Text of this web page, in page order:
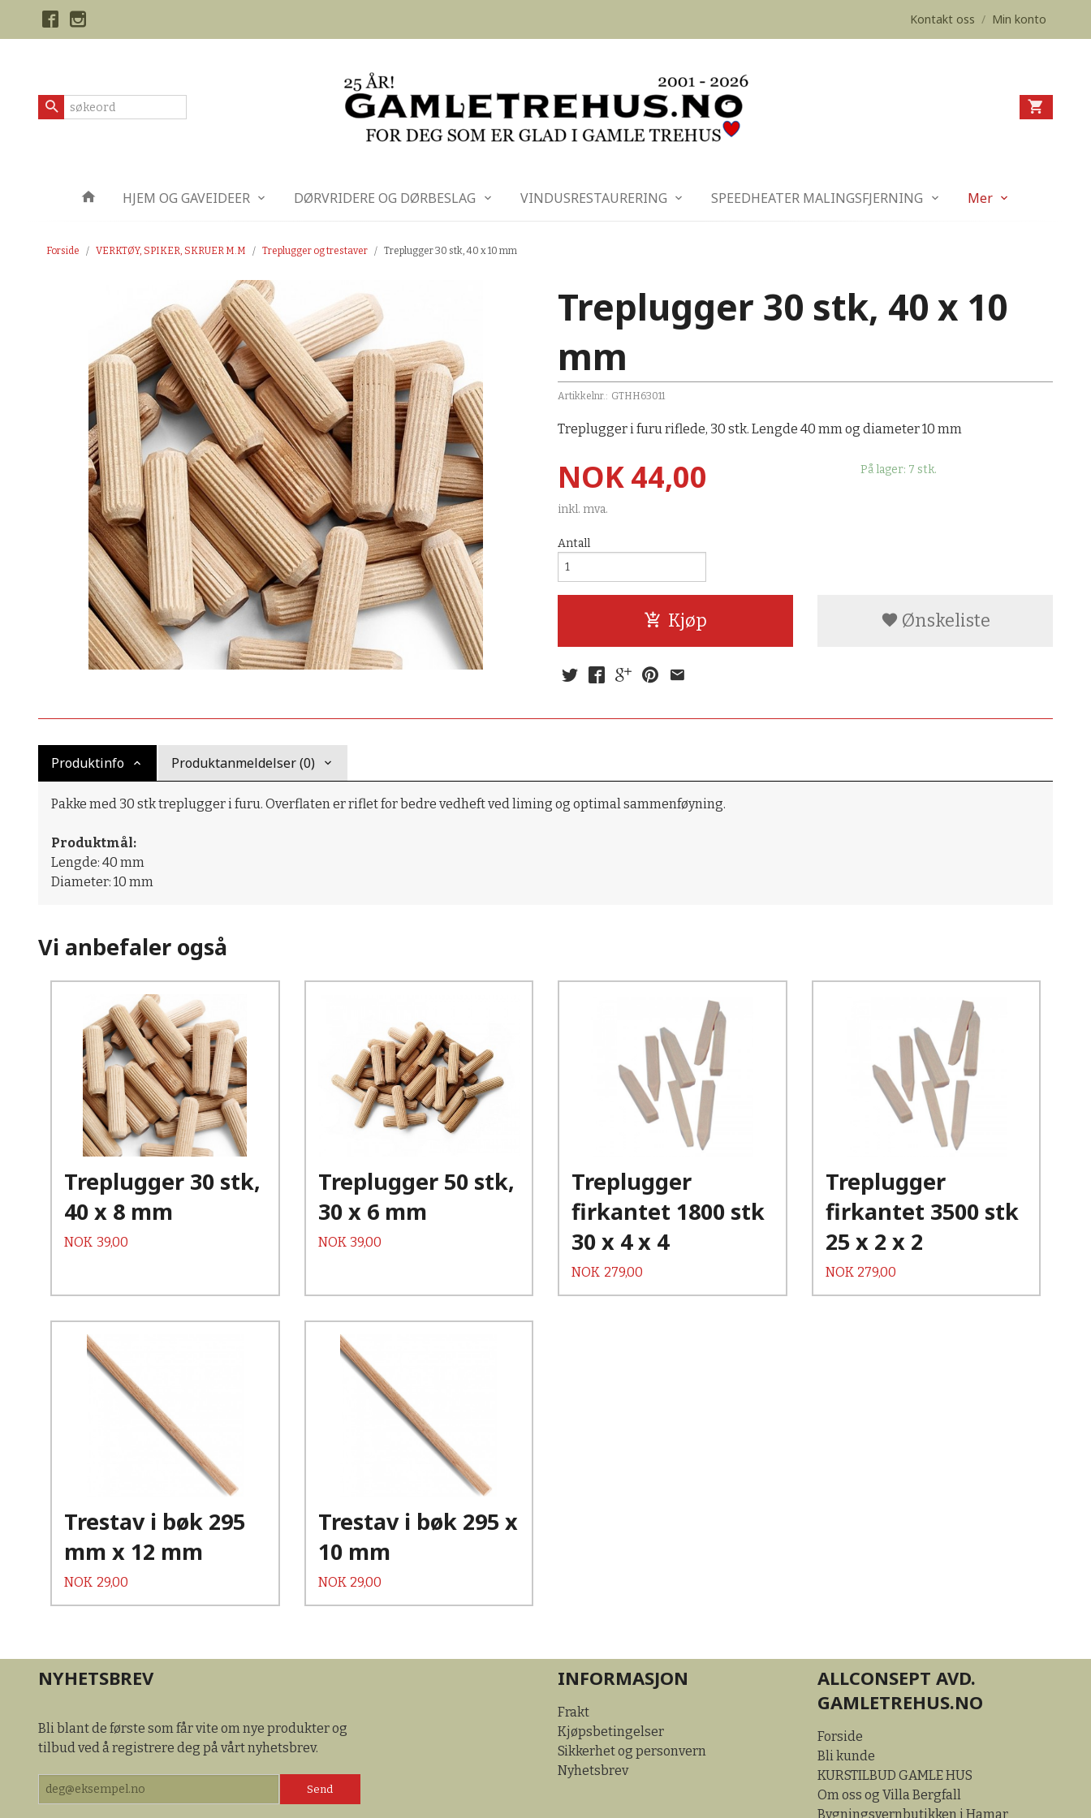
Kontakt oss / Min konto
Produkter HJEM OG GAVEIDEER DØRVRIDERE OG DØRBESLAG VINDUSRESTAURERING SPEEDHEATER MALINGSFJERNING Mer
Forside VERKTØY, SPIKER, SKRUER M.M Treplugger og trestaver Treplugger 30 stk, 40 x 10 mm
Treplugger 30 stk, 40 x 10
mm
Artikkelnr.: GTHH63011
Treplugger i furu riflede, 30 stk. Lengde 40 mm og diameter 10 mm
Pris
NOK44,00
inkl. mva.
På lager: 7 stk.
Antall
Kjøp Ønskeliste
Produktinfo Produktanmeldelser (0)
Pakke med 30 stk treplugger i furu. Overflaten er riflet for bedre vedheft ved liming og optimal sammenføyning.
Produktmål:
Lengde: 40 mm
Diameter: 10 mm
Vi anbefaler også
Treplugger 30 stk,
40 x 8 mm
Pris
NOK 39,00
Kjøp
Les mer
Treplugger 50 stk,
30 x 6 mm
Pris
NOK 39,00
Kjøp
Les mer
Treplugger
firkantet 1800 stk
30 x 4 x 4
Pris
NOK 279,00
Kjøp
Les mer
Treplugger
firkantet 3500 stk
25 x 2 x 2
Pris
NOK 279,00
Kjøp
Les mer
Trestav i bøk 295
mm x 12 mm
Pris
NOK 29,00
Kjøp
Les mer
Trestav i bøk 295 x
10 mm
Pris
NOK 29,00
Kjøp
Les mer
NYHETSBREV
Bli blant de første som får vite om nye produkter og
tilbud ved å registrere deg på vårt nyhetsbrev.
INFORMASJON
Frakt
Kjøpsbetingelser
Sikkerhet og personvern
Nyhetsbrev
ALLCONSEPT AVD.
GAMLETREHUS.NO
Forside
Bli kunde
KURSTILBUD GAMLE HUS
Om oss og Villa Bergfall
Bygningsvernbutikken i Hamar